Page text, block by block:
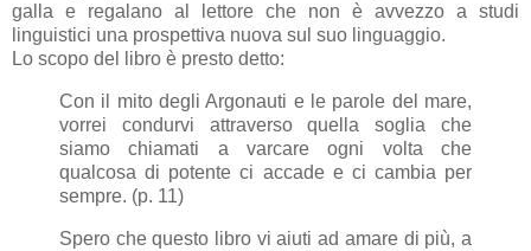
galla e regalano al lettore che non è avvezzo a studi
linguistici una prospettiva nuova sul suo linguaggio.
Lo scopo del libro è presto detto:
Con il mito degli Argonauti e le parole del mare,
vorrei condurvi attraverso quella soglia che
siamo chiamati a varcare ogni volta che
qualcosa di potente ci accade e ci cambia per
sempre. (p. 11)
Spero che questo libro vi aiuti ad amare di più, a